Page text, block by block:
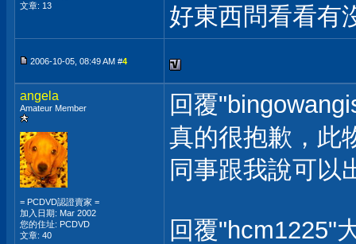
文章: 13
好東西問看看有
2006-10-05, 08:49 AM #4
angela
Amateur Member
= PCDVD認證賣家 =
加入日期: Mar 2002
您的住址: PCDVD
文章: 40
回覆
真的很抱歉，此
同事跟我說可以
回覆"hcm1225"